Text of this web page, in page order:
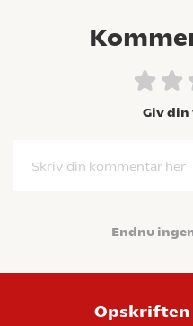
Giv
Skriv din kommentar her
Endnu
Opskriften